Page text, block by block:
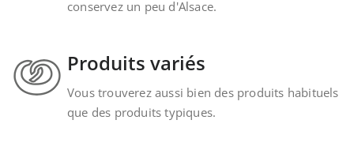
conservez un peu d'Alsace.
Produits variés
Vous trouverez aussi bien des produits habituels
que des produits typiques.